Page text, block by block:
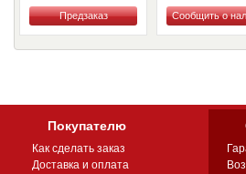
Купить Купить
Покупателю
Как сделать заказ
Доставка и оплата